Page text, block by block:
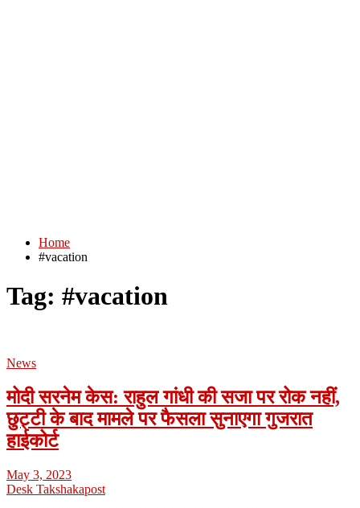
Home
#vacation
Tag: #vacation
News
मोदी सरनेम केस: राहुल गांधी की सजा पर रोक नहीं,
छुट्टी के बाद मामले पर फैसला सुनाएगा गुजरात
हाईकोर्ट
May 3, 2023
Desk Takshakapost